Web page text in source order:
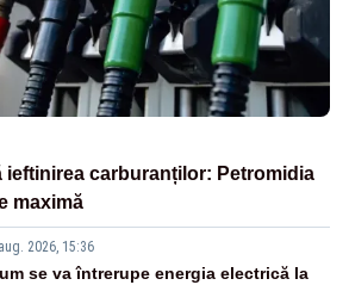
ieftinirea carburanților: Petromidia
maximă
2026, 15:36
se va întrerupe energia electrică la